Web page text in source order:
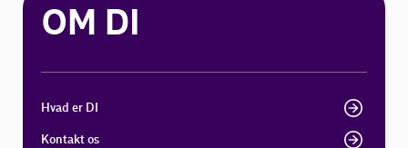
OM DI
Hvad er DI
Kontakt os